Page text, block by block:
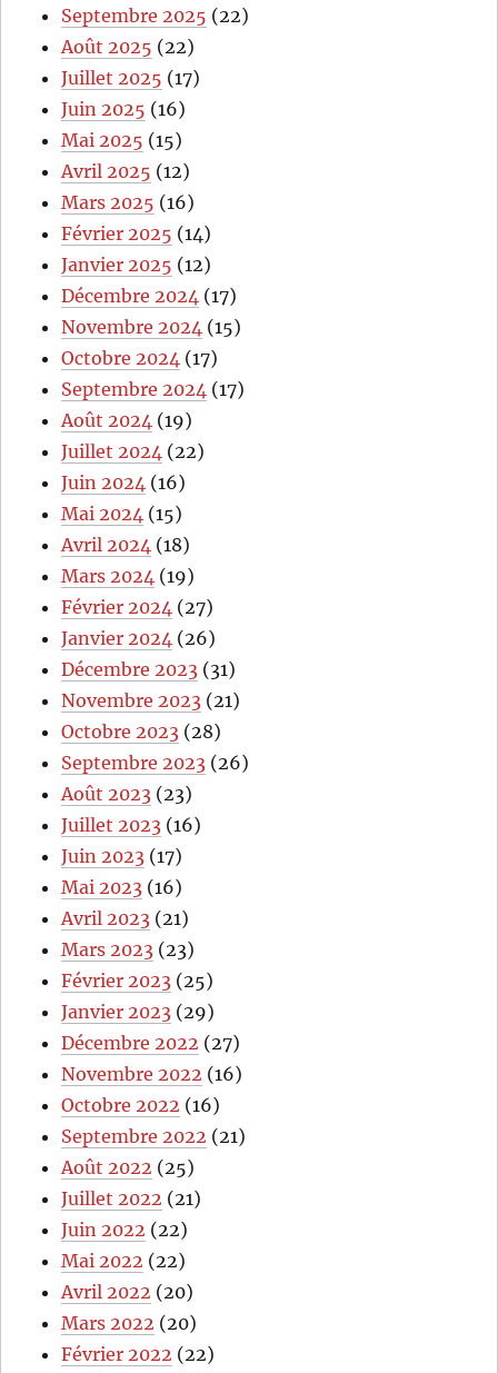
Septembre 2025 (22)
Août 2025 (22)
Juillet 2025 (17)
Juin 2025 (16)
Mai 2025 (15)
Avril 2025 (12)
Mars 2025 (16)
Février 2025 (14)
Janvier 2025 (12)
Décembre 2024 (17)
Novembre 2024 (15)
Octobre 2024 (17)
Septembre 2024 (17)
Août 2024 (19)
Juillet 2024 (22)
Juin 2024 (16)
Mai 2024 (15)
Avril 2024 (18)
Mars 2024 (19)
Février 2024 (27)
Janvier 2024 (26)
Décembre 2023 (31)
Novembre 2023 (21)
Octobre 2023 (28)
Septembre 2023 (26)
Août 2023 (23)
Juillet 2023 (16)
Juin 2023 (17)
Mai 2023 (16)
Avril 2023 (21)
Mars 2023 (23)
Février 2023 (25)
Janvier 2023 (29)
Décembre 2022 (27)
Novembre 2022 (16)
Octobre 2022 (16)
Septembre 2022 (21)
Août 2022 (25)
Juillet 2022 (21)
Juin 2022 (22)
Mai 2022 (22)
Avril 2022 (20)
Mars 2022 (20)
Février 2022 (22)